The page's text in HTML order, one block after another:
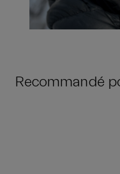
Recommandé